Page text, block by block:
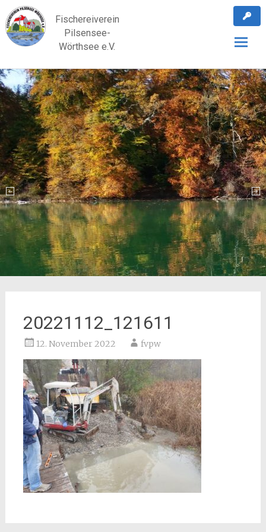
Skip
to
content
Fischereiverein
Pilsensee-
Wörthsee e.V.
20221112_121611
12. November 2022 fvpw